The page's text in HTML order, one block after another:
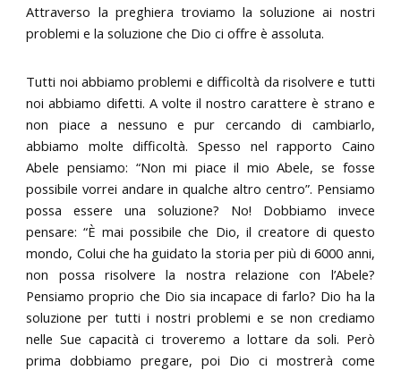
Attraverso la preghiera troviamo la soluzione ai nostri
problemi e la soluzione che Dio ci offre è assoluta.
Tutti noi abbiamo problemi e difficoltà da risolvere e tutti
noi abbiamo difetti. A volte il nostro carattere è strano e
non piace a nessuno e pur cercando di cambiarlo,
abbiamo molte difficoltà. Spesso nel rapporto Caino
Abele pensiamo: “Non mi piace il mio Abele, se fosse
possibile vorrei andare in qualche altro centro”. Pensiamo
possa essere una soluzione? No! Dobbiamo invece
pensare: “È mai possibile che Dio, il creatore di questo
mondo, Colui che ha guidato la storia per più di 6000 anni,
non possa risolvere la nostra relazione con l’Abele?
Pensiamo proprio che Dio sia incapace di farlo? Dio ha la
soluzione per tutti i nostri problemi e se non crediamo
nelle Sue capacità ci troveremo a lottare da soli. Però
prima dobbiamo pregare, poi Dio ci mostrerà come